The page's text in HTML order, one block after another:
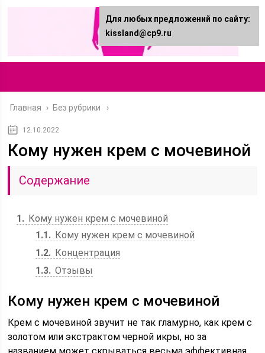
Главная › Без рубрики
12.10.2022
Кому нужен крем с мочевиной
Содержание
1
Кому нужен крем с мочевиной
1.1
Кому нужен крем с мочевиной
1.2
Концентрация
1.3 Отзывы
Кому нужен крем с мочевиной
Крем с мочевиной звучит не так гламурно, как крем с
золотом или экстрактом черной икры, но за
Для любых предложений по сайту:
kissland@cp9.ru